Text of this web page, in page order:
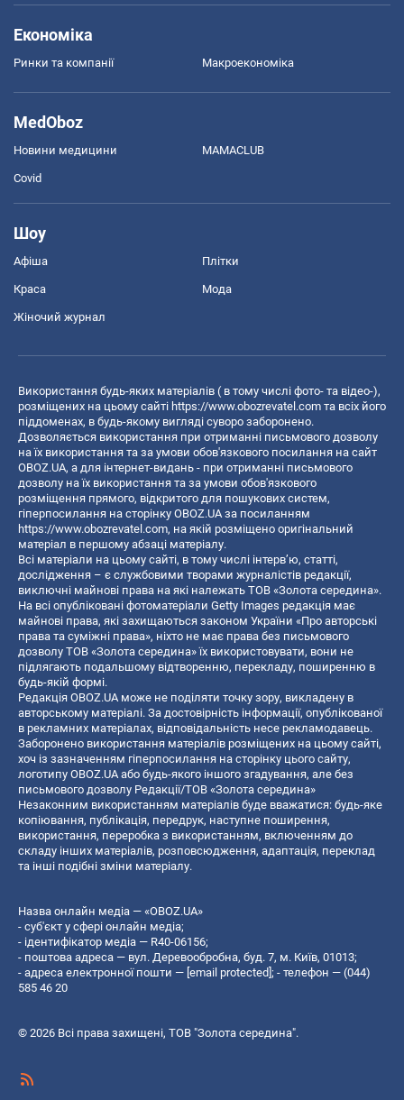
Економіка
Ринки та компанії Макроекономіка
MedOboz
Новини медицини MAMACLUB
Covid
Шоу
Афіша Плітки
Краса Мода
Жіночий журнал
Використання будь-яких матеріалів ( в тому числі фото- та відео-),
розміщених на цьому сайті https://www.obozrevatel.com та всіх його
піддоменах, в будь-якому вигляді суворо заборонено.
Дозволяється використання при отриманні письмового дозволу
на їх використання та за умови обов'язкового посилання на сайт
OBOZ.UA, а для інтернет-видань - при отриманні письмового
дозволу на їх використання та за умови обов'язкового
розміщення прямого, відкритого для пошукових систем,
гіперпосилання на сторінку OBOZ.UA за посиланням
https://www.obozrevatel.com, на якій розміщено оригінальний
матеріал в першому абзаці матеріалу.
Всі матеріали на цьому сайті, в тому числі інтерв’ю, статті,
дослідження – є службовими творами журналістів редакції,
виключні майнові права на які належать ТОВ «Золота середина».
На всі опубліковані фотоматеріали Getty Images редакція має
майнові права, які захищаються законом України «Про авторські
права та суміжні права», ніхто не має права без письмового
дозволу ТОВ «Золота середина» їх використовувати, вони не
підлягають подальшому відтворенню, перекладу, поширенню в
будь-якій формі.
Редакція OBOZ.UA може не поділяти точку зору, викладену в
авторському матеріалі. За достовірність інформації, опублікованої
в рекламних матеріалах, відповідальність несе рекламодавець.
Заборонено використання матеріалів розміщених на цьому сайті,
хоч із зазначенням гіперпосилання на сторінку цього сайту,
логотипу OBOZ.UA або будь-якого іншого згадування, але без
письмового дозволу Редакції/ТОВ «Золота середина»
Незаконним використанням матеріалів буде вважатися: будь-яке
копiювання, публiкацiя, передрук, наступне поширення,
використання, переробка з використанням, включенням до
складу інших матеріалів, розповсюдження, адаптація, переклад
та інші подібні зміни матеріалу.
Назва онлайн медіа — «OBOZ.UA»
- суб'єкт у сфері онлайн медіа;
- ідентифікатор медіа — R40-06156;
- поштова адреса — вул. Деревообробна, буд. 7, м. Київ, 01013;
- адреса електронної пошти — [email protected]; - телефон — (044)
585 46 20
© 2026 Всі права захищені, ТОВ "Золота середина".